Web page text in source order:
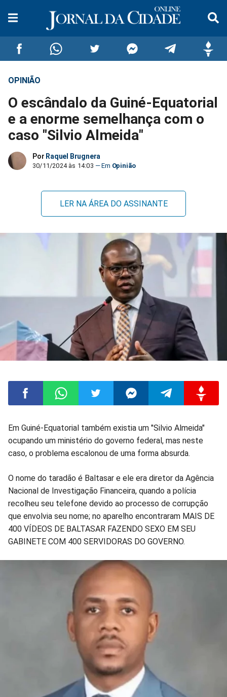
Compartilhar
no
Facebook
Compartilhar
no
Whatsapp
no
Twitter
no
Messenger
no
no
OPINIÃO
O escândalo da Guiné-Equatorial
e a enorme semelhança com o
caso "Silvio Almeida"
Por Raquel Brugnera
30/11/2024 às 14:03 Opinião
LER NA ÁREA DO ASSINANTE
Compartilhar
no
Facebook
Compartilhar
no
Whatsapp
Compartilhar
no
Twitter
Compartilhar
no
Messenger
Compartilhar
no
TelegramGettr
Em Guiné-Equatorial também existia um "Silvio Almeida"
ocupando um ministério do governo federal, mas neste
caso, o problema escalonou de uma forma absurda.
O nome do taradão é Baltasar e ele era diretor da Agência
Nacional de Investigação Financeira, quando a polícia
recolheu seu telefone devido ao processo de corrupção
que envolvia seu nome; no aparelho encontraram MAIS DE
400 VÍDEOS DE BALTASAR FAZENDO SEXO EM SEU
GABINETE COM 400 SERVIDORAS DO GOVERNO.